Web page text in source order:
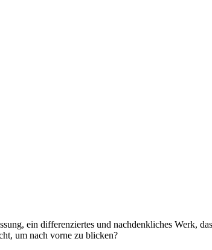
ein differenziertes und nachdenkliches Werk,
um nach vorne zu blicken?